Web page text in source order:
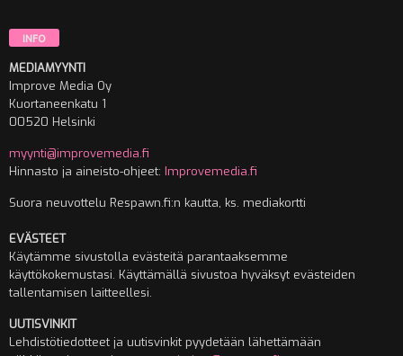
INFO
MEDIAMYYNTI
Improve Media Oy
Kuortaneenkatu 1
00520 Helsinki
myynti@improvemedia.fi
Hinnasto ja aineisto-ohjeet: Improvemedia.fi
Suora neuvottelu Respawn.fi:n kautta, ks. mediakortti
EVÄSTEET
Käytämme sivustolla evästeitä parantaaksemme
käyttökokemustasi. Käyttämällä sivustoa hyväksyt evästeiden
tallentamisen laitteellesi.
UUTISVINKIT
Lehdistötiedotteet ja uutisvinkit pyydetään lähettämään